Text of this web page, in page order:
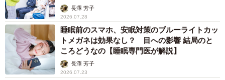
士が解説】
長澤 芳子
2026.07.28
睡眠前のスマホ、安眠対策のブルーライトカッ
トメガネは効果なし？ 目への影響 結局のと
ころどうなの【睡眠専門医が解説】
長澤 芳子
2026.07.23